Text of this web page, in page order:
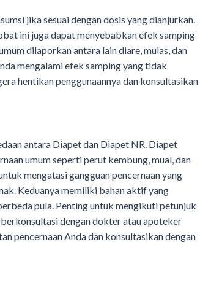
jika sesuai dengan dosis yang dianjurkan.
ini juga dapat menyebabkan efek samping
dilaporkan antara lain diare, mulas, dan
mengalami efek samping yang tidak
hentikan penggunaannya dan konsultasikan
antara Diapet dan Diapet NR. Diapet
umum seperti perut kembung, mual, dan
mengatasi gangguan pencernaan yang
Keduanya memiliki bahan aktif yang
pula. Penting untuk mengikuti petunjuk
dengan dokter atau apoteker
pencernaan Anda dan konsultasikan dengan